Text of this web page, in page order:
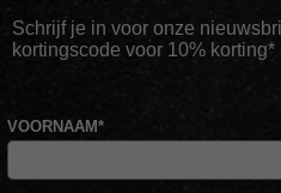
Schrijf je in voor onze
kortingscode voor 10% korting*
VOORNAAM*